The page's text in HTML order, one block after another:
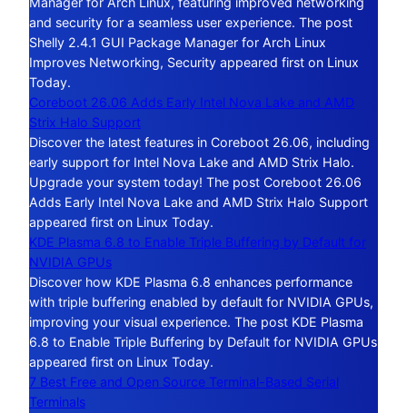
and security for a seamless user experience. The post
Shelly 2.4.1 GUI Package Manager for Arch Linux
Improves Networking, Security appeared first on Linux
Today.
Coreboot 26.06 Adds Early Intel Nova Lake and AMD
Strix Halo Support
Discover the latest features in Coreboot 26.06, including
early support for Intel Nova Lake and AMD Strix Halo.
Upgrade your system today! The post Coreboot 26.06
Adds Early Intel Nova Lake and AMD Strix Halo Support
appeared first on Linux Today.
KDE Plasma 6.8 to Enable Triple Buffering by Default for
NVIDIA GPUs
Discover how KDE Plasma 6.8 enhances performance
with triple buffering enabled by default for NVIDIA GPUs,
improving your visual experience. The post KDE Plasma
6.8 to Enable Triple Buffering by Default for NVIDIA GPUs
appeared first on Linux Today.
7 Best Free and Open Source Terminal-Based Serial
Terminals